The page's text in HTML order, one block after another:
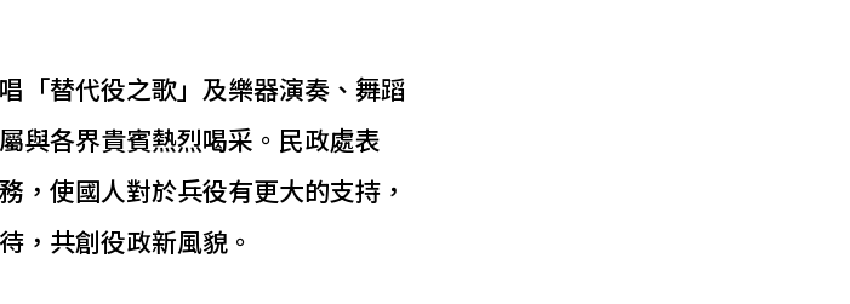
「替代役之歌」及樂器演奏、舞蹈
與各界貴賓熱烈喝采。民政處表
，使國人對於兵役有更大的支持，
，共創役政新風貌。